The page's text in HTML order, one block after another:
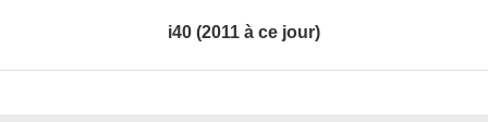
i40 (2011 à ce jour)